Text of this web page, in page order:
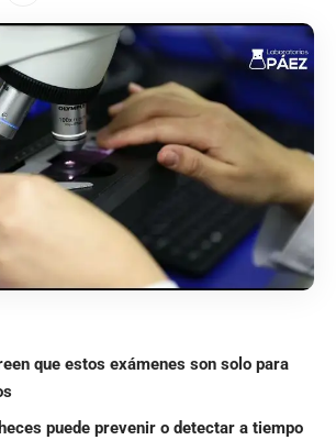
que estos exámenes son solo para
puede prevenir o detectar a tiempo